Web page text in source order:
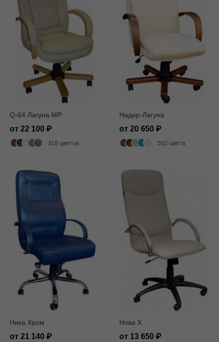
Q-64 Лагуна MP
от 22 100
318 цветов
Надир-Лагуна
от 20 650
502 цвета
Ника Хром
от 21 140
Нова X
от 13 650